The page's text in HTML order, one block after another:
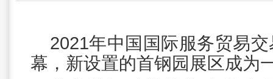
2021年中国国际服务贸易
幕，新设置的首钢园展区成为